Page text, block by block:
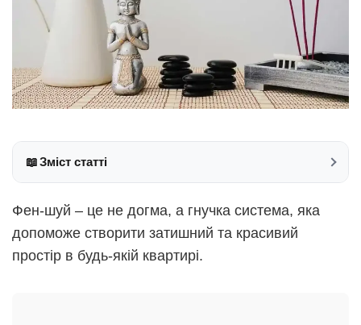
📖Зміст статті
Фен-шуй – це не догма, а гнучка система, яка
допоможе створити затишний та красивий
простір в будь-якій квартирі.